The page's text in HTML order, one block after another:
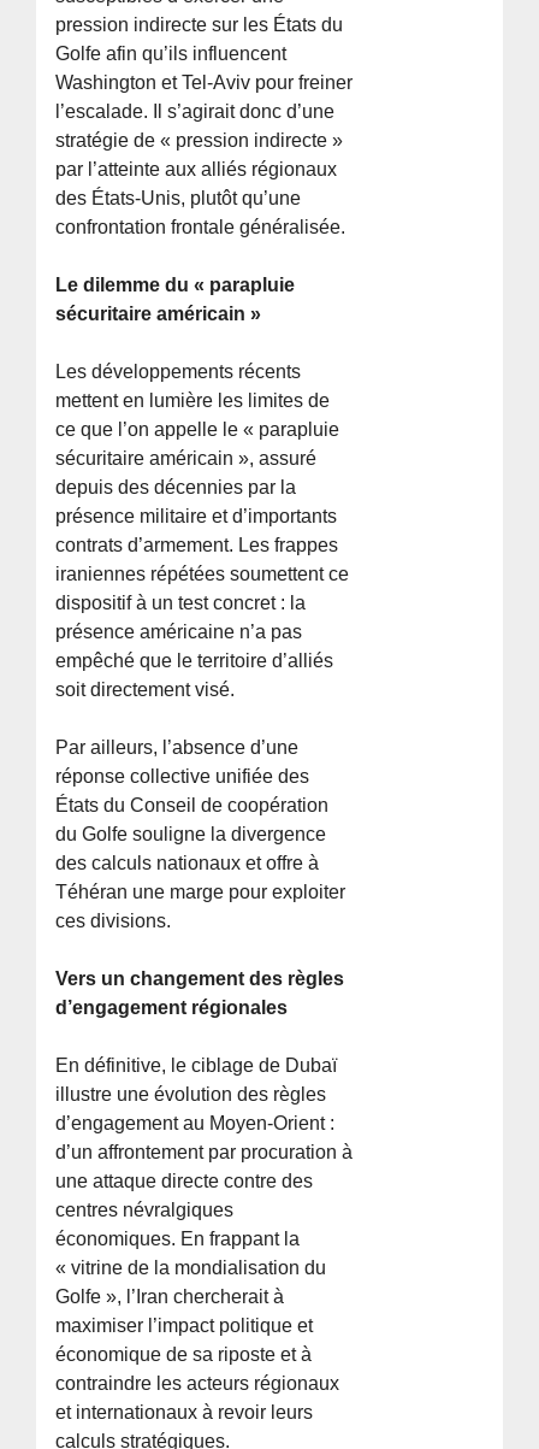
pression indirecte sur les États du
Golfe afin qu’ils influencent
Washington et Tel-Aviv pour freiner
l’escalade. Il s’agirait donc d’une
stratégie de « pression indirecte »
par l’atteinte aux alliés régionaux
des États-Unis, plutôt qu’une
confrontation frontale généralisée.
Le dilemme du « parapluie
sécuritaire américain »
Les développements récents
mettent en lumière les limites de
ce que l’on appelle le « parapluie
sécuritaire américain », assuré
depuis des décennies par la
présence militaire et d’importants
contrats d’armement. Les frappes
iraniennes répétées soumettent ce
dispositif à un test concret : la
présence américaine n’a pas
empêché que le territoire d’alliés
soit directement visé.
Par ailleurs, l’absence d’une
réponse collective unifiée des
États du Conseil de coopération
du Golfe souligne la divergence
des calculs nationaux et offre à
Téhéran une marge pour exploiter
ces divisions.
Vers un changement des règles
d’engagement régionales
En définitive, le ciblage de Dubaï
illustre une évolution des règles
d’engagement au Moyen-Orient :
d’un affrontement par procuration à
une attaque directe contre des
centres névralgiques
économiques. En frappant la
« vitrine de la mondialisation du
Golfe », l’Iran chercherait à
maximiser l’impact politique et
économique de sa riposte et à
contraindre les acteurs régionaux
et internationaux à revoir leurs
calculs stratégiques.